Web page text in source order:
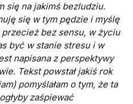
się na jakimś bezludziu.
się w tym pędzie i myślę
bez sensu, w życiu
być w stanie stresu i w
napisana z perspektywy
Tekst powstał jakiś rok
pomyślałam o tym, że ta
zaśpiewać